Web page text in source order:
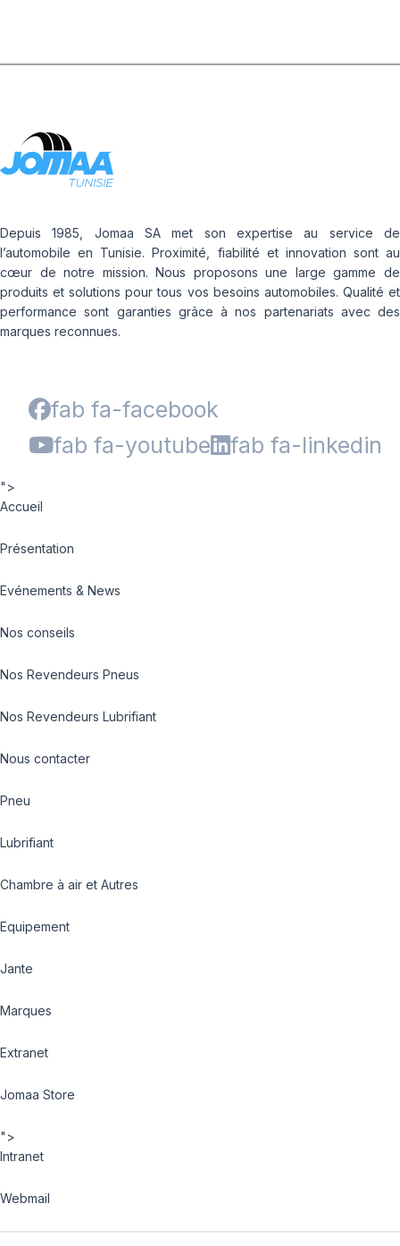
Depuis 1985, Jomaa SA met son expertise au service de
l’automobile en Tunisie. Proximité, fiabilité et innovation sont au
cœur de notre mission. Nous proposons une large gamme de
produits et solutions pour tous vos besoins automobiles. Qualité et
performance sont garanties grâce à nos partenariats avec des
marques reconnues.
fab fa-facebook
fab fa-youtube
fab fa-linkedin
">
Accueil
Présentation
Evénements & News
Nos conseils
Nos Revendeurs Pneus
Nos Revendeurs Lubrifiant
Nous contacter
Pneu
Lubrifiant
Chambre à air et Autres
Equipement
Jante
Marques
Extranet
Jomaa Store
">
Intranet
Webmail